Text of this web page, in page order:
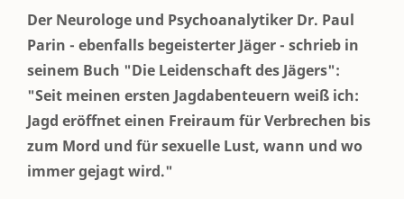
Der Neurologe und Psychoanalytiker Dr. Paul
Parin - ebenfalls begeisterter Jäger - schrieb in
seinem Buch "Die Leidenschaft des Jägers":
"Seit meinen ersten Jagdabenteuern weiß ich:
Jagd eröffnet einen Freiraum für Verbrechen bis
zum Mord und für sexuelle Lust, wann und wo
immer gejagt wird."